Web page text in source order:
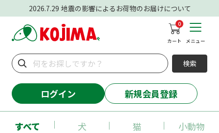
2026.7.29 地震の影響によるお荷物のお届けについて
0
カート メニュー
検索
ログイン 新規会員登録
すべて 犬 猫 小動物